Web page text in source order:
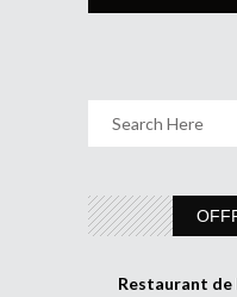
Restaurant de